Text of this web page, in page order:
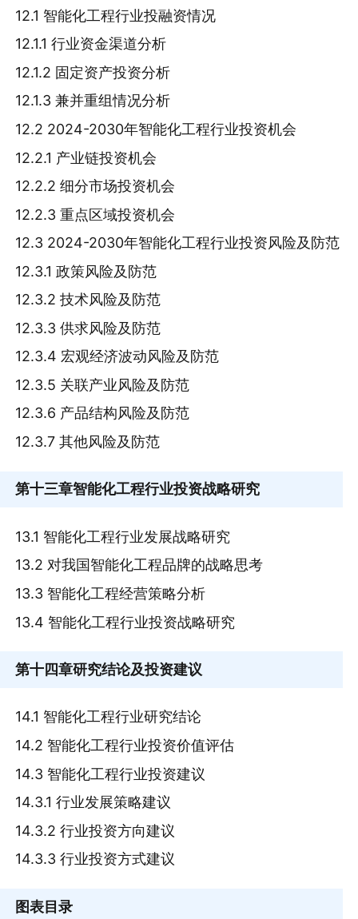
12.1 智能化工程行业投融资情况
12.1.1 行业资金渠道分析
12.1.2 固定资产投资分析
12.1.3 兼并重组情况分析
12.2 2024-2030年智能化工程行业投资机会
12.2.1 产业链投资机会
12.2.2 细分市场投资机会
12.2.3 重点区域投资机会
12.3 2024-2030年智能化工程行业投资风险及防范
12.3.1 政策风险及防范
12.3.2 技术风险及防范
12.3.3 供求风险及防范
12.3.4 宏观经济波动风险及防范
12.3.5 关联产业风险及防范
12.3.6 产品结构风险及防范
12.3.7 其他风险及防范
第十三章智能化工程行业投资战略研究
13.1 智能化工程行业发展战略研究
13.2 对我国智能化工程品牌的战略思考
13.3 智能化工程经营策略分析
13.4 智能化工程行业投资战略研究
第十四章研究结论及投资建议
14.1 智能化工程行业研究结论
14.2 智能化工程行业投资价值评估
14.3 智能化工程行业投资建议
14.3.1 行业发展策略建议
14.3.2 行业投资方向建议
14.3.3 行业投资方式建议
图表目录